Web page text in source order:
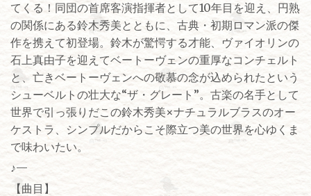
てくる！同団の首席客演指揮者として10年目を迎え、円熟
の関係にある鈴木秀美とともに、古典・初期ロマン派の傑
作を携えて初登場。鈴木が驚愕する才能、ヴァイオリンの
石上真由子を迎えてベートーヴェンの重厚なコンチェルト
と、亡きベートーヴェンへの敬慕の念が込められたという
シューベルトの壮大な“ザ・グレート”。古楽の名手として
世界で引っ張りだこの鈴木秀美×ナチュラルブラスのオー
ケストラ、シンプルだからこそ際立つ美の世界を心ゆくま
で味わいたい。
♪—
【曲目】